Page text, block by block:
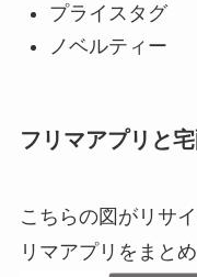
プライスタグ
ノベルティー
フリマアプリと
こちらの図がリサ
リマアプリをまと